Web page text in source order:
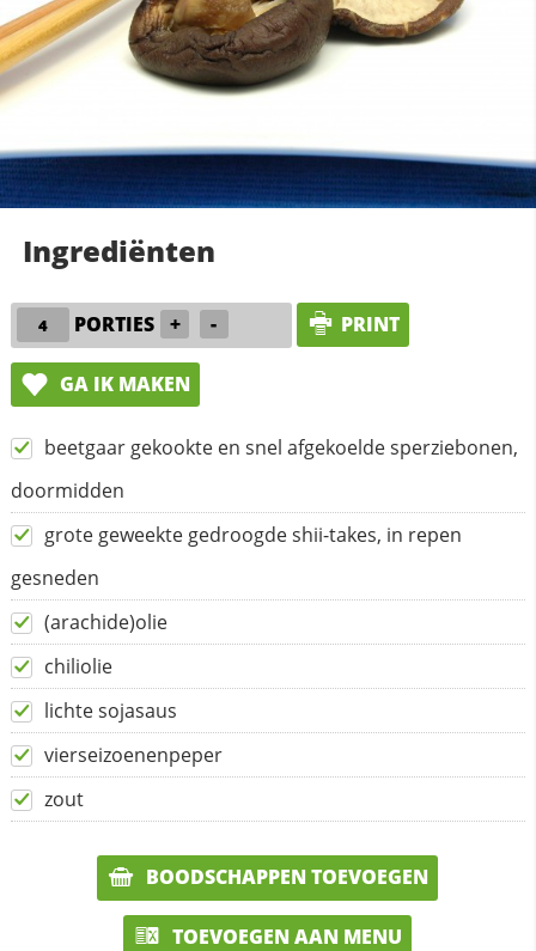
Ingrediënten
PORTIES + - PRINT
GA IK MAKEN
beetgaar gekookte en snel afgekoelde sperziebonen,
doormidden
grote geweekte gedroogde shii-takes, in repen
gesneden
(arachide)olie
chiliolie
lichte sojasaus
vierseizoenenpeper
zout
BOODSCHAPPEN TOEVOEGEN
TOEVOEGEN AAN MENU